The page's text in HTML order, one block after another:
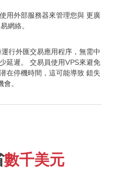
用外部服務器來管理您與 更廣
網絡。
行外匯交易應用程序，無需中
延遲。 交易員使用VPS來避免
在停機時間，這可能導致 錯失
會。
數千美元